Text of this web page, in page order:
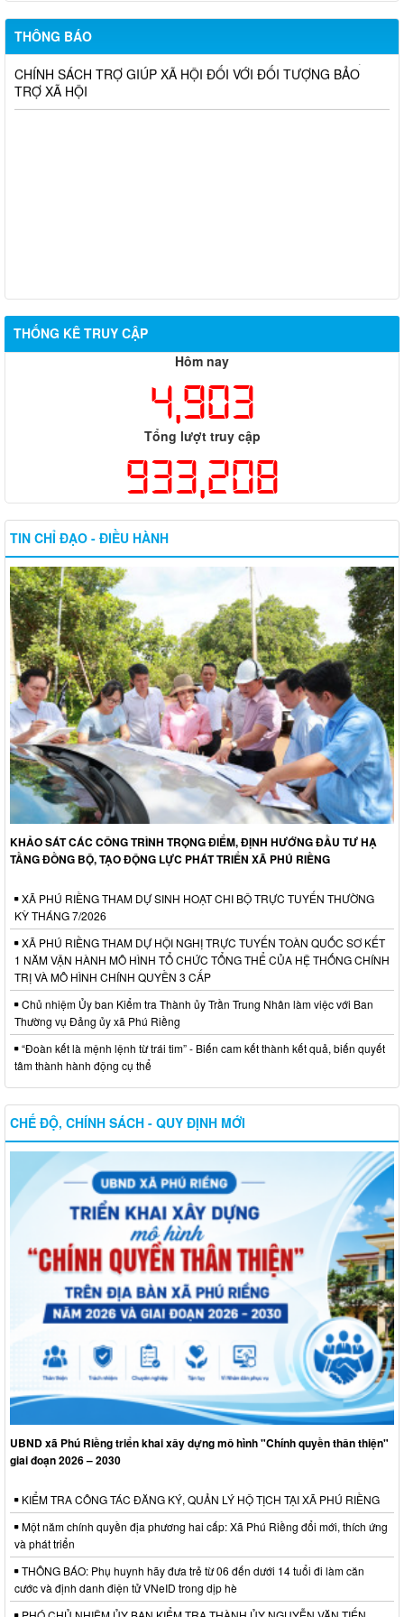
THÔNG BÁO
THÔNG BÁO NIÊM YẾT CÔNG KHAI KẾT QUẢ XÉT DUYỆT
CHÍNH SÁCH TRỢ GIÚP XÃ HỘI ĐỐI VỚI ĐỐI TƯỢNG BẢO
TRỢ XÃ HỘI
THỐNG KÊ TRUY CẬP
Hôm nay
4,903
Tổng lượt truy cập
933,208
TIN CHỈ ĐẠO - ĐIỀU HÀNH
KHẢO SÁT CÁC CÔNG TRÌNH TRỌNG ĐIỂM, ĐỊNH HƯỚNG ĐẦU TƯ HẠ
TẦNG ĐỒNG BỘ, TẠO ĐỘNG LỰC PHÁT TRIỂN XÃ PHÚ RIỀNG
XÃ PHÚ RIỀNG THAM DỰ SINH HOẠT CHI BỘ TRỰC TUYẾN THƯỜNG
KỲ THÁNG 7/2026
XÃ PHÚ RIỀNG THAM DỰ HỘI NGHỊ TRỰC TUYẾN TOÀN QUỐC SƠ KẾT
1 NĂM VẬN HÀNH MÔ HÌNH TỔ CHỨC TỔNG THỂ CỦA HỆ THỐNG CHÍNH
TRỊ VÀ MÔ HÌNH CHÍNH QUYỀN 3 CẤP
Chủ nhiệm Ủy ban Kiểm tra Thành ủy Trần Trung Nhân làm việc với Ban
Thường vụ Đảng ủy xã Phú Riềng
“Đoàn kết là mệnh lệnh từ trái tim” - Biến cam kết thành kết quả, biến quyết
tâm thành hành động cụ thể
CHẾ ĐỘ, CHÍNH SÁCH - QUY ĐỊNH MỚI
UBND xã Phú Riềng triển khai xây dựng mô hình "Chính quyền thân thiện"
giai đoạn 2026 – 2030
KIỂM TRA CÔNG TÁC ĐĂNG KÝ, QUẢN LÝ HỘ TỊCH TẠI XÃ PHÚ RIỀNG
Một năm chính quyền địa phương hai cấp: Xã Phú Riềng đổi mới, thích ứng
và phát triển
THÔNG BÁO: Phụ huynh hãy đưa trẻ từ 06 đến dưới 14 tuổi đi làm căn
cước và định danh điện tử VNeID trong dịp hè